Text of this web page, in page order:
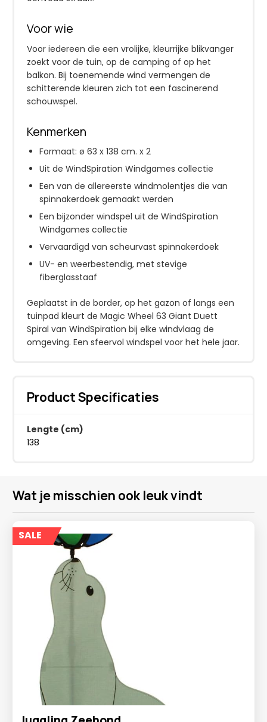
Voor wie
Voor iedereen die een vrolijke, kleurrijke blikvanger
zoekt voor de tuin, op de camping of op het
balkon. Bij toenemende wind vermengen de
schitterende kleuren zich tot een fascinerend
schouwspel.
Kenmerken
Formaat: ø 63 x 138 cm. x 2
Uit de WindSpiration Windgames collectie
Een van de allereerste windmolentjes die van
spinnakerdoek gemaakt werden
Een bijzonder windspel uit de WindSpiration
Windgames collectie
Vervaardigd van scheurvast spinnakerdoek
UV- en weerbestendig, met stevige
fiberglasstaaf
Geplaatst in de border, op het gazon of langs een
tuinpad kleurt de Magic Wheel 63 Giant Duett
Spiral van WindSpiration bij elke windvlaag de
omgeving. Een sfeervol windspel voor het hele jaar.
Product Specificaties
Lengte (cm)
138
Wat je misschien ook leuk vindt
SALE